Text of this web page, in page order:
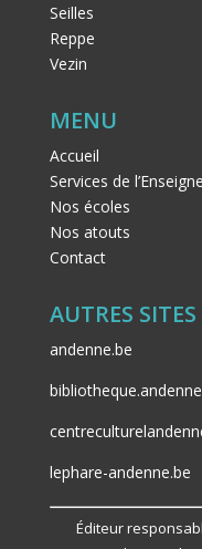
Seilles
Reppe
Vezin
MENU
Accueil
Services de
Nos écoles
Nos atouts
Contact
AUTRES
andenne.be
lephare-andenne.be
Éditeur